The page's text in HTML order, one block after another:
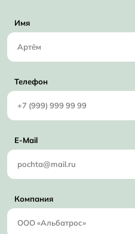
Имя
Телефон
E-Mail
Компания